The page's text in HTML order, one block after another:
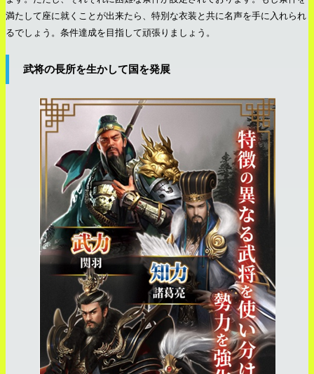
満たして座に就くことが出来たら、特別な衣装と共に名声を手に入れられ
るでしょう。条件達成を目指して頑張りましょう。
武将の長所を生かして国を発展